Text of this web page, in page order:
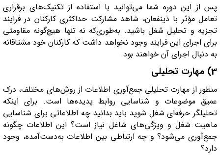
پس از این دوره شما می‌توانید با استفاده از تکنیک‌های برقراری
تعامل مؤثر با ذینفعان، شاهد مشارکت حداکثری کارکنان در فرایند
تجزیه و تحلیل شغل باشید. به‌طوری‌که نه تنها هیچ‌گونه مقاومتی
برای اجرای این فرایند وجود نخواهد داشت که کارکنان خود مشتاقانه
به دنبال اجرای آن خواهند بود.
3) مهارت تحلیلی
منظور از مهارت تحلیلی جمع‌آوری اطلاعات از روش‌های مختلف، درک
عمیق موضوعات و شناسایی روابط پدیده‌ها است. برای اینکه
تحلیلگر حرفه‌ای شغل شوید باید بدانید چه اطلاعاتی برای شناسایی
ماهیت شغل و ویژگی‌های شاغل نیاز است؟ این اطلاعات چگونه
جمع‌آوری می‌شود؟ و چه ارتباطی بین اطلاعات به‌دست‌آمده، وجود
دارد؟